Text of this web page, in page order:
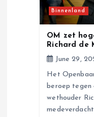
Binnenland
OM zet
Richard de
June 29,
Het
beroep tegen
wethouder